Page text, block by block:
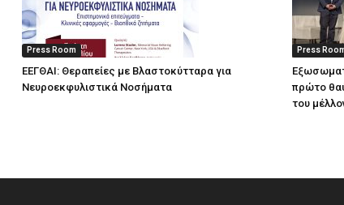
Press Room
ΕΕΓΘΑΙ: Θεραπείες με Βλαστοκύτταρα για
Νευροεκφυλιστικά Νοσήματα
Press
πρώτο
του